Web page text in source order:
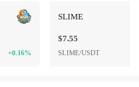
+0.16%
SLIME
$7.55
SLIME/USDT